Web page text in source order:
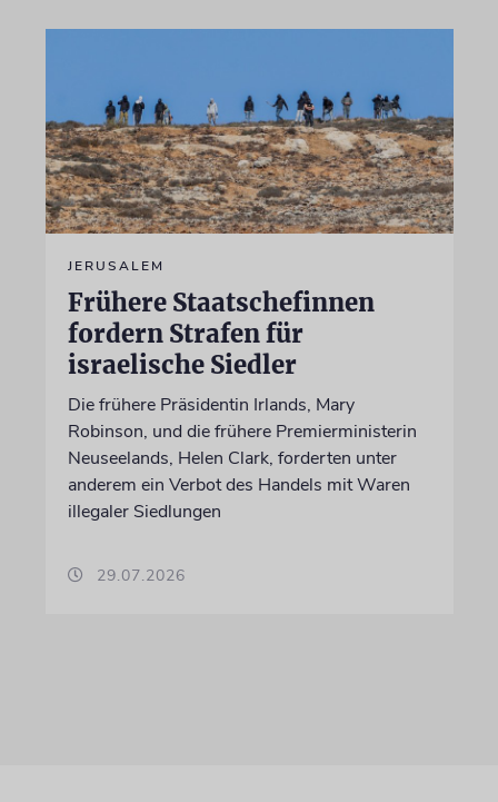
JERUSALEM
Frühere Staatschefinnen
fordern Strafen für
israelische Siedler
Die frühere Präsidentin Irlands, Mary
Robinson, und die frühere Premierministerin
Neuseelands, Helen Clark, forderten unter
anderem ein Verbot des Handels mit Waren
illegaler Siedlungen
29.07.2026